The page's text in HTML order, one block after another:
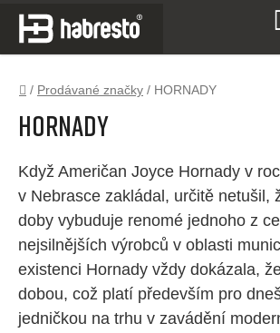
Přejít
obsah
Domů
/ Prodávané značky / HORNADY
HORNADY
Když Američan Joyce Hornady v
v Nebrasce zakládal, určitě netušil,
doby vybuduje renomé jednoho z
nejsilnějších výrobců v oblasti
existenci Hornady vždy dokázala,
dobou, což platí především pro
jedničkou na trhu v zavádění